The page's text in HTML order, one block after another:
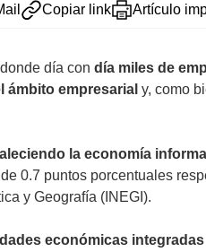
Copiar link Artículo
día con día miles de
empresarial y, como
la economía
0.7 puntos porcentuales
y Geografía (INEGI).
económicas